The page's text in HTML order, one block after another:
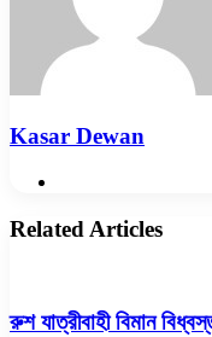
Kasar Dewan
Related Articles
রুশ যাত্রীবাহী বিমান